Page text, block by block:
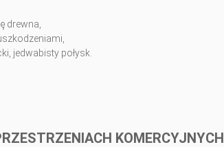
drewna,
jedwabisty połysk.
KOMERCYJNYCH